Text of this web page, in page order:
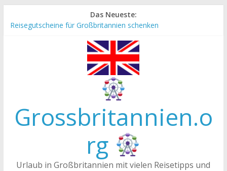
Inhalt
Das Neueste:
Reisegutscheine für Großbritannien schenken
Die Unterschiede zwischen Vereinigtes Königreich,
Großbritannien und England
Tea-Time – Was wird in Großbritannien getrunken?
Grossbritannien.o
rg
Urlaub in Großbritannien mit vielen Reisetipps und